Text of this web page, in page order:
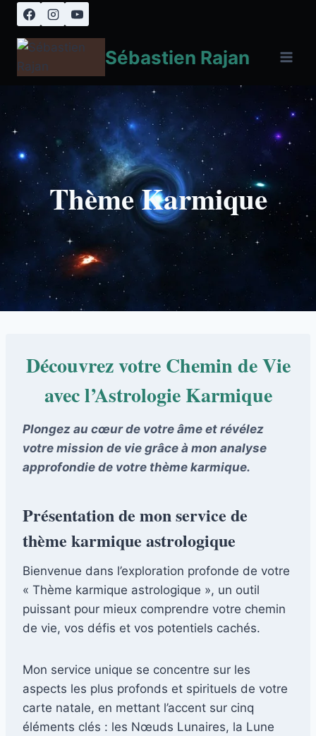
Aller
contenu
Sébastien Rajan
Thème Karmique
Découvrez votre Chemin de Vie
avec l’Astrologie Karmique
Plongez au cœur de votre âme et révélez
votre mission de vie grâce à mon analyse
approfondie de votre thème karmique.
Présentation de mon service de
thème karmique astrologique
Bienvenue dans l’exploration profonde de votre
« Thème karmique astrologique », un outil
puissant pour mieux comprendre votre chemin
de vie, vos défis et vos potentiels cachés.
Mon service unique se concentre sur les
aspects les plus profonds et spirituels de votre
carte natale, en mettant l’accent sur cinq
éléments clés : les Nœuds Lunaires, la Lune